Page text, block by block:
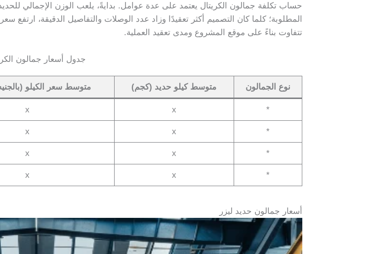
حساب تكلفة جمالون الكريتال يعتمد على عدة عوامل. بدايةً، يلعب الوزن الإجمالي
المطلوبة؛ كلما كان التصميم أكثر تعقيدًا وزاد عدد الوصلات والتفاصيل الدقيقة، ارتفع
تتفاوت بناءً على موقع المشروع ومدى تعقيد العملية.
جدول أسعار جمالون
نوع الجمالون متوسط كيلو حديد (كجم) متوسط سعر الكيلو
*
x
x
*
x
x
*
x
x
*
x
x
أسعار جمالون حديد ليزر